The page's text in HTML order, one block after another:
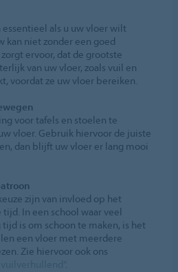
als u uw vloer wilt
kan niet zonder een goed
ervoor, dat de grootste
van uw vloer, zoals vuil en
voordat ze uw vloer bereiken.
voor tafels en stoelen te
vloer. Gebruik hiervoor de juiste
dan blijft uw vloer er lang mooi
zijn van invloed op het
In een school waar veel
is om schoon te maken, is het
een vloer met meerdere
Zie hiervoor ook ons
.